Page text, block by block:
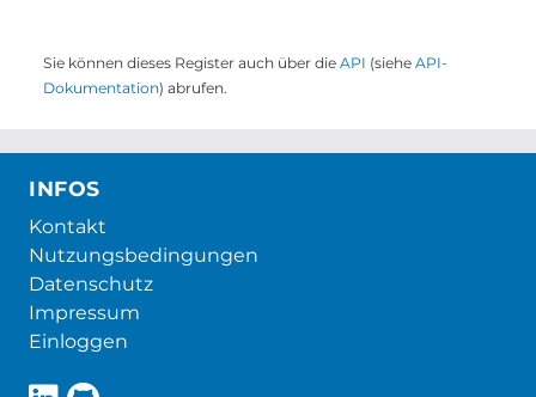
Sie können dieses Register auch über die API (siehe API-
Dokumentation) abrufen.
INFOS
Kontakt
Nutzungsbedingungen
Datenschutz
Impressum
Einloggen